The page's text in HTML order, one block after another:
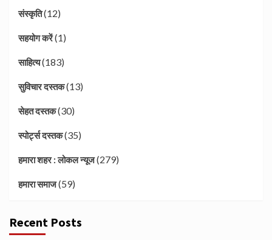
संस्कृति(12)
सहयोग करें(1)
साहित्य(183)
सुविचार दस्तक(13)
सेहत दस्तक(30)
स्पोर्ट्स दस्तक(35)
हमारा शहर : लोकल न्यूज(279)
हमारा समाज(59)
Recent Posts